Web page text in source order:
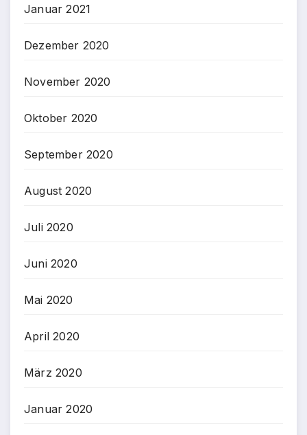
Januar 2021
Dezember 2020
November 2020
Oktober 2020
September 2020
August 2020
Juli 2020
Juni 2020
Mai 2020
April 2020
März 2020
Januar 2020